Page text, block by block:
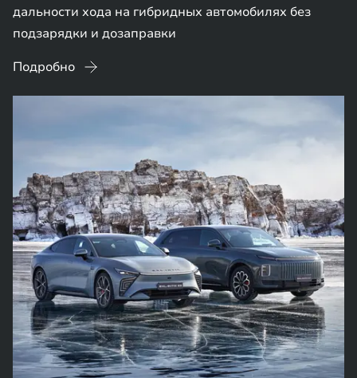
дальности хода на гибридных автомобилях без
подзарядки и дозаправки
Подробно